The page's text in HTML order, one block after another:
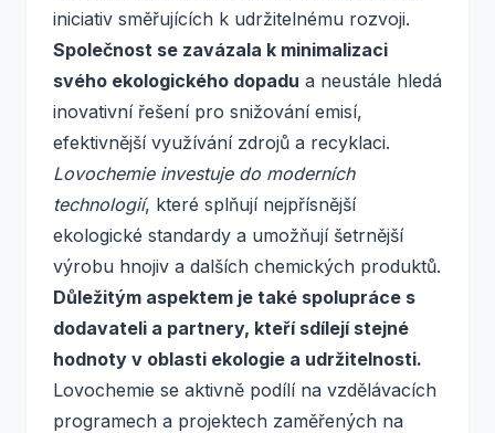
iniciativ směřujících k udržitelnému rozvoji.
Společnost se zavázala k minimalizaci
svého ekologického dopadu a neustále hledá
inovativní řešení pro snižování emisí,
efektivnější využívání zdrojů a recyklaci.
Lovochemie investuje do moderních
technologií, které splňují nejpřísnější
ekologické standardy a umožňují šetrnější
výrobu hnojiv a dalších chemických produktů.
Důležitým aspektem je také spolupráce s
dodavateli a partnery, kteří sdílejí stejné
hodnoty v oblasti ekologie a udržitelnosti.
Lovochemie se aktivně podílí na vzdělávacích
programech a projektech zaměřených na